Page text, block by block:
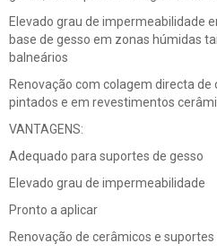
Elevado grau de impermeabilidade
base de gesso em zonas húmidas
balneários
Renovação com colagem directa
pintados e em revestimentos
VANTAGENS:
Adequado para suportes de gesso
Elevado grau de impermeabilidade
Pronto a aplicar
Renovação de cerâmicos e